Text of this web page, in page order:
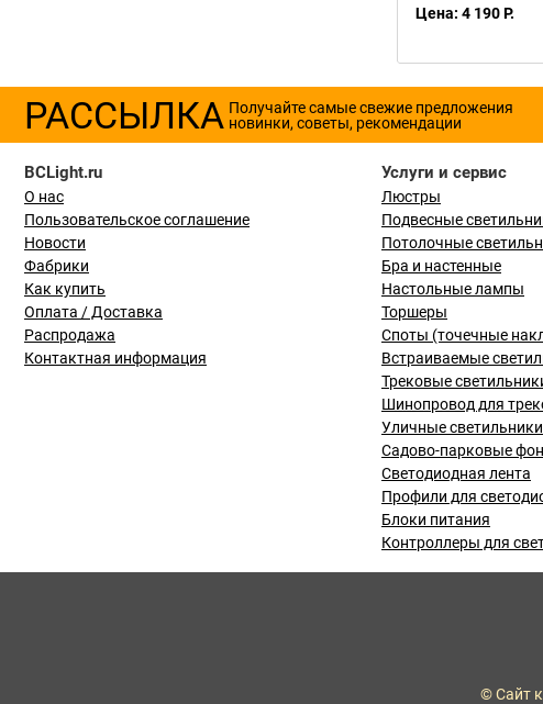
Цена: 4 190 Р.
РАССЫЛКА Получайте самые свежие предложения
новинки, советы, рекомендации
BCLight.ru
О нас
Пользовательское соглашение
Новости
Фабрики
Как купить
Оплата / Доставка
Распродажа
Контактная информация
Услуги и сервис
Люстры
Подвесные
Потолочные
Бра и настенные
Настольные лампы
Торшеры
Споты (точечные
Встраиваемые
Трековые
Шинопровод для
Уличные светильники
Садово-парковые
Светодиодная лента
Профили для
Блоки питания
Контроллеры для
© Сайт